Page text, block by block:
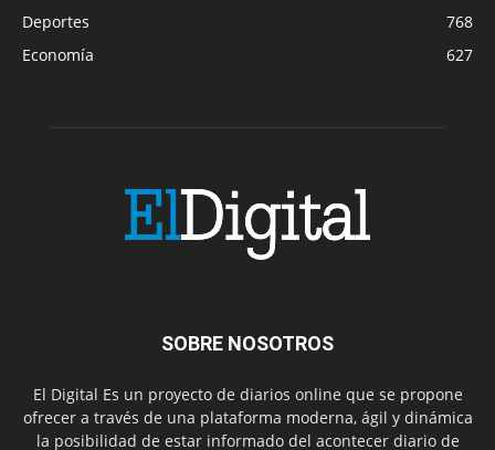
Deportes
768
Economía
627
SOBRE NOSOTROS
El Digital Es un proyecto de diarios online que se propone
ofrecer a través de una plataforma moderna, ágil y dinámica
la posibilidad de estar informado del acontecer diario de